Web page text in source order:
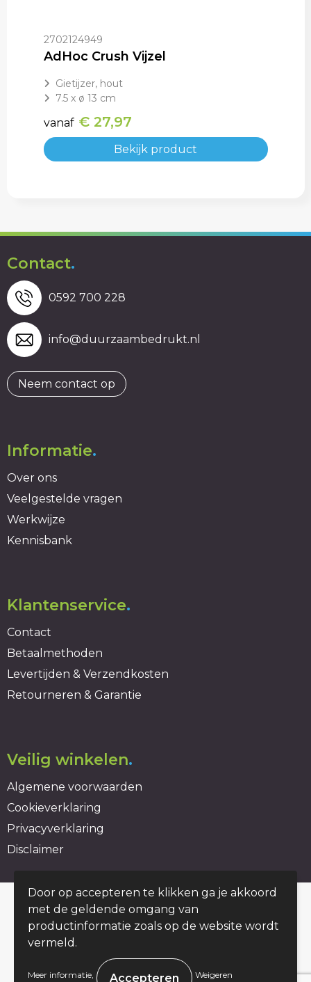
2702124949
AdHoc Crush Vijzel
Gietijzer, hout
7.5 x ø 13 cm
vanaf € 27,97
Bekijk product
Contact.
0592 700 228
info@duurzaambedrukt.nl
Neem contact op
Informatie.
Over ons
Veelgestelde vragen
Werkwijze
Kennisbank
Klantenservice.
Contact
Betaalmethoden
Levertijden & Verzendkosten
Retourneren & Garantie
Veilig winkelen.
Algemene voorwaarden
Cookieverklaring
Privacyverklaring
Disclaimer
© Copyright duurzaambedrukt.nl 2026
Door op accepteren te klikken ga je akkoord
met de geldende omgang van
productinformatie zoals op de website wordt
vermeld.
Meer informatie. Weigeren